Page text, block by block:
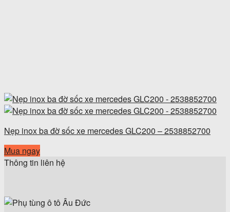
Nẹp inox ba đờ sốc xe mercedes GLC200 – 2538852700
Mua ngay
Thông tin liên hệ